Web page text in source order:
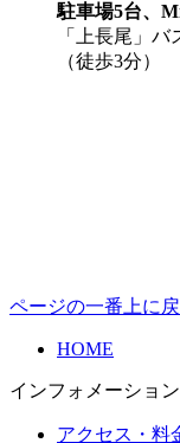
駐車場5台、
「上長尾」バ
（徒歩3分）
ページの一番上に
HOME
インフォメーション
アクセス・料